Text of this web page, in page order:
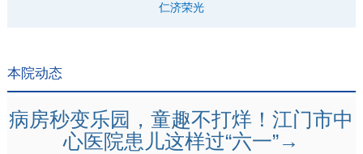
仁济荣光
本院动态
病房秒变乐园，童趣不打烊！江门市中
心医院患儿这样过“六一”→